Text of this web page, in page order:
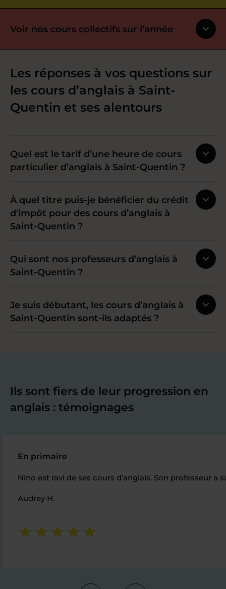
Voir nos cours collectifs sur l’année
Les réponses à vos questions sur
les cours d’anglais à Saint-
Quentin et ses alentours
Quel est le tarif d’une heure de cours
particulier d’anglais à Saint-Quentin ?
À quel titre puis-je bénéficier du crédit
d'impôt pour des cours d’anglais à
Saint-Quentin ?
Qui sont nos professeurs d’anglais à
Saint-Quentin ?
Je suis débutant, les cours d’anglais à
Saint-Quentin sont-ils adaptés ?
Ils sont fiers de leur progression en
anglais : témoignages
En primaire
Nino est ravi de ses cours d’anglais. Son professeur
Audrey H.